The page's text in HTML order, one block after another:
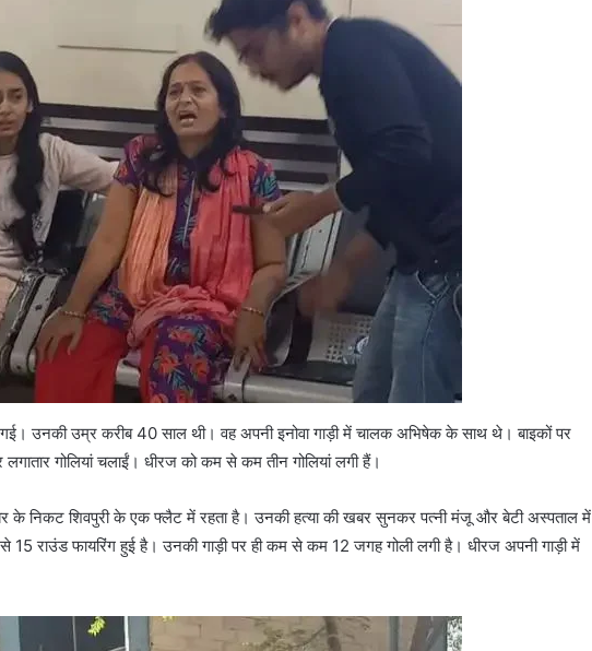
गई। उनकी उम्र करीब 40 साल थी। वह अपनी इनोवा गाड़ी में चालक अभिषेक के साथ थे। बाइकों पर
गोलियां चलाईं। धीरज को कम से कम तीन गो‍लियां लगी हैं।
चैंबर के निकट शिवपुरी के एक फ्लैट में रहता है। उनकी हत्‍या की खबर सुनकर पत्नी मंजू और बेटी अस्‍पताल में
15 राउंड फायरिंग हुई है। उनकी गाड़ी पर ही कम से कम 12 जगह गोली लगी है। धीरज अपनी गाड़ी में